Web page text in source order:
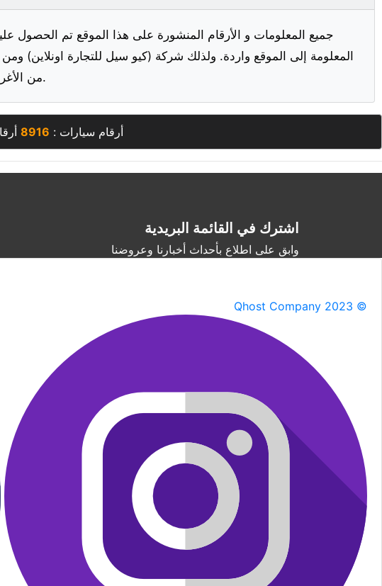
جميع المعلومات و الأرقام المنشورة على هذا الموقع تم الحصول
المعلومة إلى الموقع واردة. ولذلك شركة (كيو سيل للتجارة اونلاين)
من الأغراض المعلنة شخصيا والقيام بالفحص قبل الشراء.
أرقام سيارات : 8916
اشترك في القائمة البريدية
وابق على اطلاع بأحداث أخبارنا وعروضنا
Qhost Company 2023 ©